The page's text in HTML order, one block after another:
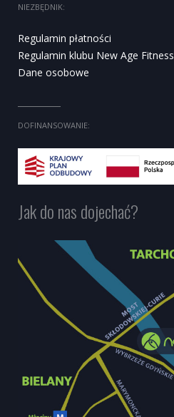
NIEZBĘDNIK:
Regulamin płatności
Regulamin klubu New Age Fitness
Dane osobowe
DOFINANSOWANIE:
Jak do nas dojechać?